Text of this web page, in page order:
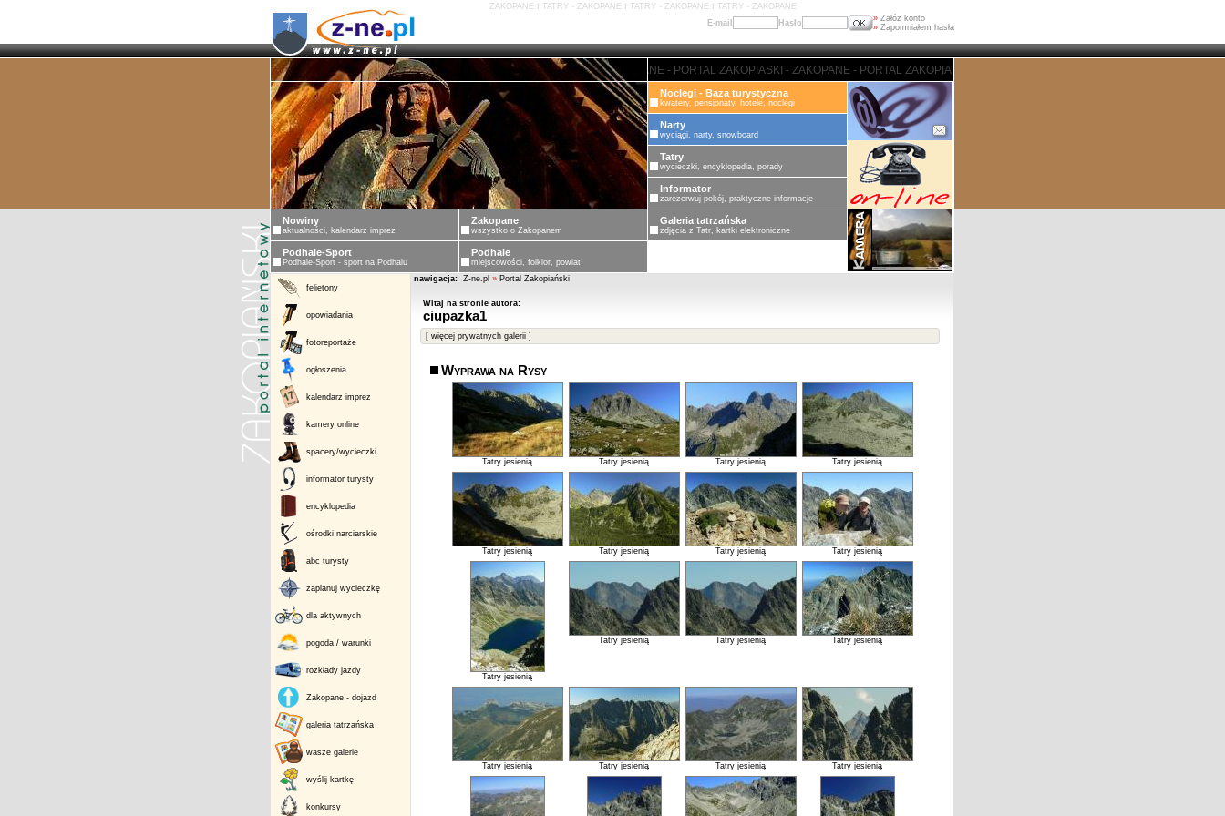
ZAKOPANE I TATRY - ZAKOPANE I TATRY - ZAKOPANE I TATRY - ZAKOPANE
E-mail
Hasło » Załóż konto
» Zapomniałem hasła
ZAKOPANE - PORTAL ZAKOPIASKI - ZAKOPANE - PORTAL ZAKOPIASKI - ZAKOPANE - PORTAL ZAKOPIASKI - ZAKOPANE
Noclegi - Baza turystyczna
kwatery, pensjonaty, hotele, noclegi
Narty
wyciągi, narty, snowboard
Tatry
wycieczki, encyklopedia, porady
Informator
zarezerwuj pokój, praktyczne informacje
Nowiny
aktualności, kalendarz imprez
Zakopane
wszystko o Zakopanem
Galeria tatrzańska
zdjęcia z Tatr, kartki elektroniczne
Podhale-Sport
Podhale-Sport - sport na Podhalu
Podhale
miejscowości, folklor, powiat
felietony
opowiadania
fotoreportaże
ogłoszenia
kalendarz imprez
kamery online
spacery/wycieczki
informator turysty
encyklopedia
ośrodki narciarskie
abc turysty
zaplanuj wycieczkę
dla aktywnych
pogoda / warunki
rozkłady jazdy
Zakopane - dojazd
galeria tatrzańska
wasze galerie
wyślij kartkę
konkursy
nawigacja: Z-ne.pl » Portal Zakopiański
Witaj na stronie autora:
ciupazka1
[ więcej prywatnych galerii ]
Wyprawa na Rysy
Tatry jesienią Tatry jesienią Tatry jesienią Tatry jesienią
Tatry jesienią Tatry jesienią Tatry jesienią Tatry jesienią
Tatry jesienią
Tatry jesienią Tatry jesienią Tatry jesienią
Tatry jesienią Tatry jesienią Tatry jesienią Tatry jesienią